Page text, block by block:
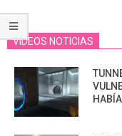
VIDEOS NOTICIAS